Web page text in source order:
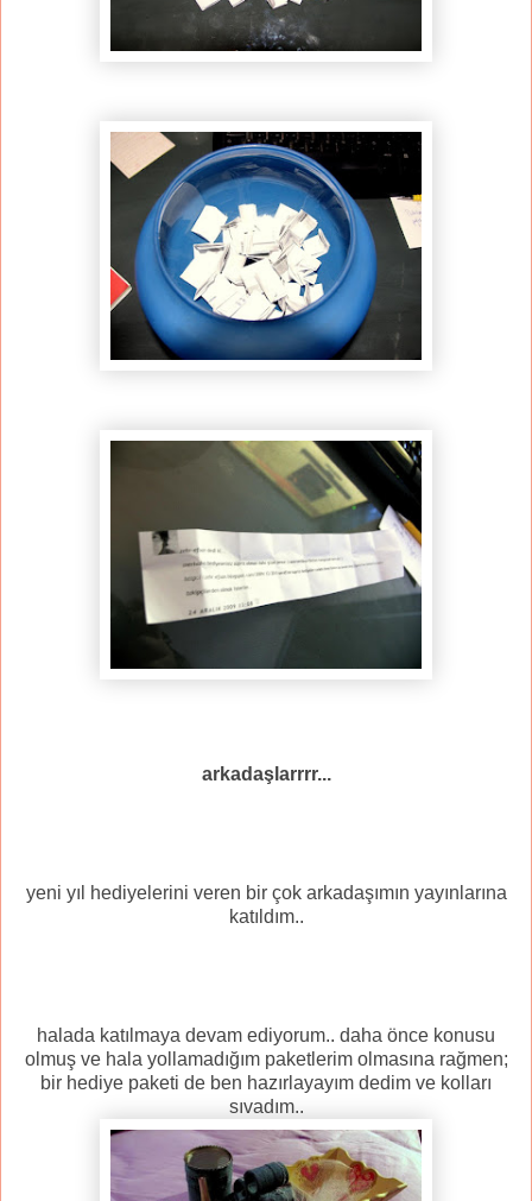
arkadaşlarrrr...
yeni yıl hediyelerini veren bir çok arkadaşımın yayınlarına
katıldım..
halada katılmaya devam ediyorum.. daha önce konusu
olmuş ve hala yollamadığım paketlerim olmasına rağmen;
bir hediye paketi de ben hazırlayayım dedim ve kolları
sıvadım..